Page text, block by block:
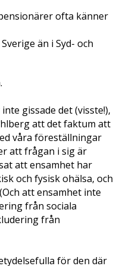
ofta känner
än i Syd- och
gissade det (visste!),
att det faktum att
våra föreställningar
att frågan i sig är
att ensamhet har
och fysisk ohälsa, och
att ensamhet inte
från sociala
från
för den där